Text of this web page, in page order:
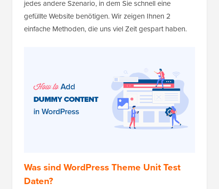
jedes andere Szenario, in dem Sie schnell eine
gefüllte Website benötigen. Wir zeigen Ihnen 2
einfache Methoden, die uns viel Zeit gespart haben.
Was sind WordPress Theme Unit Test
Daten?